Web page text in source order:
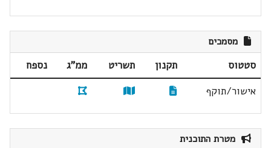
מסמכים
סטטוס תקנון תשריט ממ"ג
נספח
אישור/תוקף
מטרת התוכנית